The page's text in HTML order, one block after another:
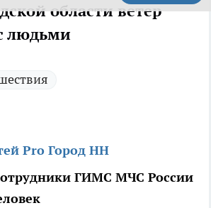
области ветер
людьми
Pro Город НН
ГИМС МЧС России